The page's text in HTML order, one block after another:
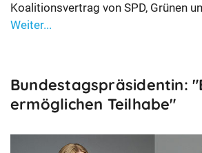
Koalitionsvertrag von SPD, Grünen
Weiter...
Bundestagspräsidentin:
ermöglichen Teilhabe"